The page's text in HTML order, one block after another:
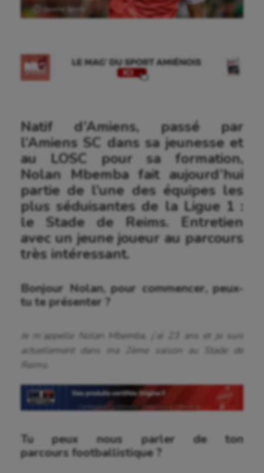
Ⓒ Gazette Sports
Natif d’Amiens, passé par
l’Amiens SC dans sa jeunesse et
au LOSC pour sa formation,
Nolan Mbemba fait aujourd’hui
partie de l’une des équipes les
plus séduisantes de la Ligue 1 :
le Stade de Reims. Entretien
avec un jeune joueur au parcours
très intéressant.
Bonjour Nolan, pour commencer, peux-
tu te présenter ?
Je m’appelle Nolan Mbemba, j’ai 23 ans et je suis
actuellement dans ma 2ème saison au Stade de
Reims.
Tu peux nous parler de ton
parcours footballistique ?